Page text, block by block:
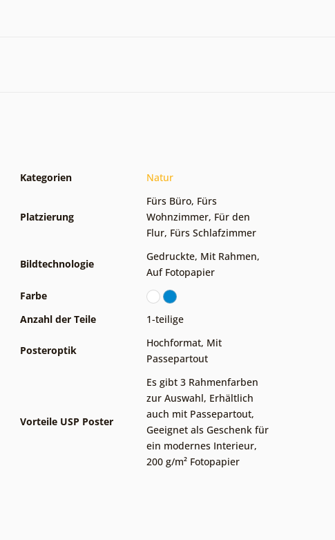
Kategorien Natur
Platzierung
Fürs Büro, Fürs
Wohnzimmer, Für den
Flur, Fürs Schlafzimmer
Bildtechnologie
Gedruckte, Mit Rahmen,
Auf Fotopapier
Farbe
Anzahl der Teile
1-teilige
Posteroptik
Hochformat, Mit
Passepartout
Vorteile USP Poster
Es gibt 3 Rahmenfarben
zur Auswahl, Erhältlich
auch mit Passepartout,
Geeignet als Geschenk für
ein modernes Interieur,
200 g/m² Fotopapier